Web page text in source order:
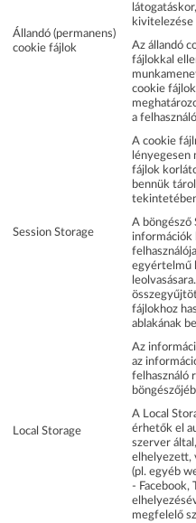
Állandó (permanens)
cookie fájlok
kivitelezése
Az állandó
fájlokkal
cookie
a
Session Storage
A cookie
lényegesen
fájlok
bennük
A böngésző
információk
egyértelmű
fájlokhoz
ablakának
Local Storage
Az
az
felhasználó
A Local
érhetők el
szerver
elhelyezett,
(pl. egyéb
- Facebook,
megfelelő